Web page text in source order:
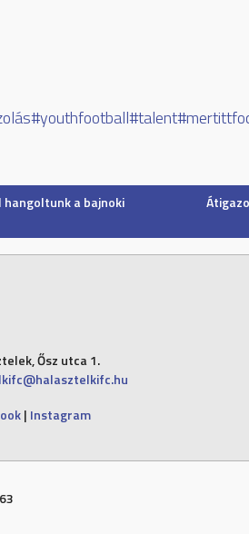
#youthfootball#talent
a bajnoki
Ősz utca 1.
| Instagram